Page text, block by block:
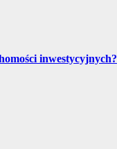
inwestycyjnych?